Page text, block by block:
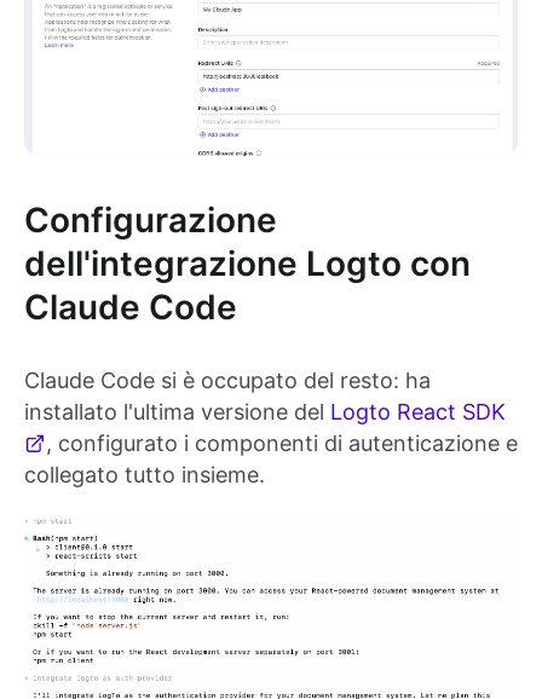
Configurazione
dell'integrazione Logto con
Claude Code
Claude Code si è occupato del resto: ha
installato l'ultima versione del Logto React SDK
, configurato i componenti di autenticazione e
collegato tutto insieme.